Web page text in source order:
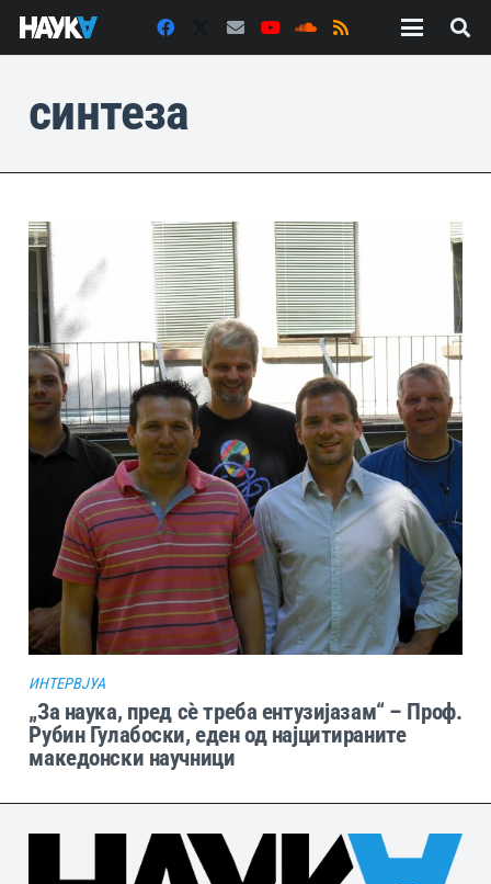
синтеза
ИНТЕРВЈУА
„За наука, пред сѐ треба ентузијазам“ – Проф.
Рубин Гулабоски, еден од најцитираните
македонски научници